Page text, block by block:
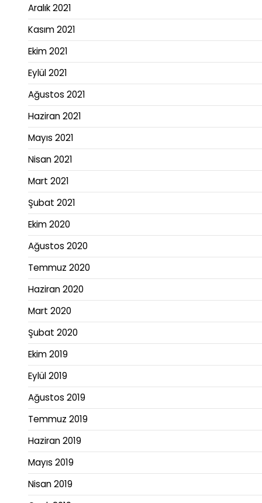
Aralık 2021
Kasım 2021
Ekim 2021
Eylül 2021
Ağustos 2021
Haziran 2021
Mayıs 2021
Nisan 2021
Mart 2021
Şubat 2021
Ekim 2020
Ağustos 2020
Temmuz 2020
Haziran 2020
Mart 2020
Şubat 2020
Ekim 2019
Eylül 2019
Ağustos 2019
Temmuz 2019
Haziran 2019
Mayıs 2019
Nisan 2019